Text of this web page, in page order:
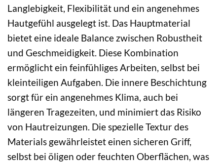
Langlebigkeit, Flexibilität und ein angenehmes
Hautgefühl ausgelegt ist. Das Hauptmaterial
bietet eine ideale Balance zwischen Robustheit
und Geschmeidigkeit. Diese Kombination
ermöglicht ein feinfühliges Arbeiten, selbst bei
kleinteiligen Aufgaben. Die innere Beschichtung
sorgt für ein angenehmes Klima, auch bei
längeren Tragezeiten, und minimiert das Risiko
von Hautreizungen. Die spezielle Textur des
Materials gewährleistet einen sicheren Griff,
selbst bei öligen oder feuchten Oberflächen, was